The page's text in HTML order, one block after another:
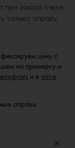
при заказе очков
только оправу,
цену с
на примерку и
и в чате
оправы